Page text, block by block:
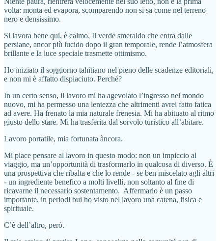
volta: monta ed evapora, scomparendo non si sa come nel terreno
nero e densissimo.
Si lavora bene qui, è calmo. Il verde smeraldo che entra dalle
persiane, ancor più lucido dopo il gran temporale, rende l’atmosfera
brillante e la luce speciale trasmette ottimismo.
Ho iniziato il soggiorno tahitiano nel pieno delle scadenze editoriali,
e non mi è affatto dispiaciuto. Perché?
In un certo senso, il lavoro mi ha agevolato l’ingresso nel mondo
nuovo, mi ha permesso una lentezza che altrimenti avrei fatto fatica
ad avere. Ha frenato la mia naturale frenesia. Mi ha abituato al ritmo
giusto dello stare. Mi ha trasferita dal sorvolo turistico all’abitare.
Lavoro portatile, mia fortunata àncora.
Mi piace pensare al lavoro in questo modo: non un impiccio al
viaggio, ma un’opportunità di trasformarlo in qualcosa di diverso. È
una prospettiva che ribalta e che lo rende - se ben miscelato agli altri
- un ingrediente benefico a molti livelli, non soltanto al fine di
ricavarne il necessario sostentamento. Affermarlo è un passo
importante, in periodi bui ho visto nel lavoro una catena, fisica e
spirituale.
C’è dell’altro, però.